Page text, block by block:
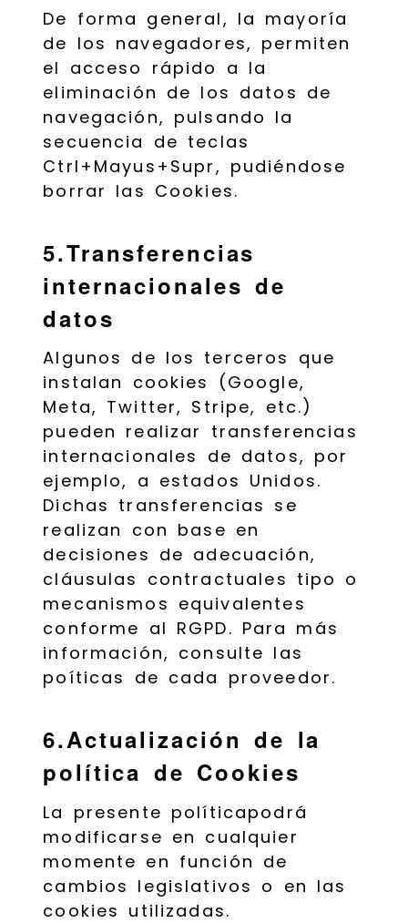
De forma general, la mayoría
de los navegadores, permiten
el acceso rápido a la
eliminación de los datos de
navegación, pulsando la
secuencia de teclas
Ctrl+Mayus+Supr, pudiéndose
borrar las Cookies.
5.Transferencias
internacionales de
datos
Algunos de los terceros que
instalan cookies (Google,
Meta, Twitter, Stripe, etc.)
pueden realizar transferencias
internacionales de datos, por
ejemplo, a estados Unidos.
Dichas transferencias se
realizan con base en
decisiones de adecuación,
cláusulas contractuales tipo o
mecanismos equivalentes
conforme al RGPD. Para más
información, consulte las
poíticas de cada proveedor.
6.Actualización de la
política de Cookies
La presente políticapodrá
modificarse en cualquier
momente en función de
cambios legislativos o en las
cookies utilizadas.